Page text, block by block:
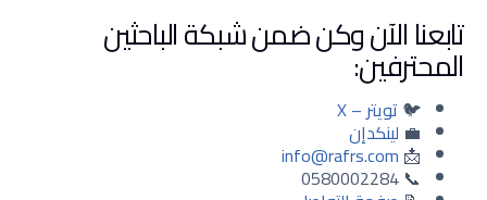
تابعنا الآن وكن ضمن شبكة الباحثين
المحترفين:
🐦تويتر – X
💼لينكدإن
📩
info@rafrs.com
📞 0580002284